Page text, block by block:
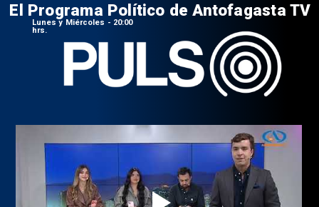
El Programa Político de Antofagasta TV
Lunes y Miércoles - 20:00
hrs.